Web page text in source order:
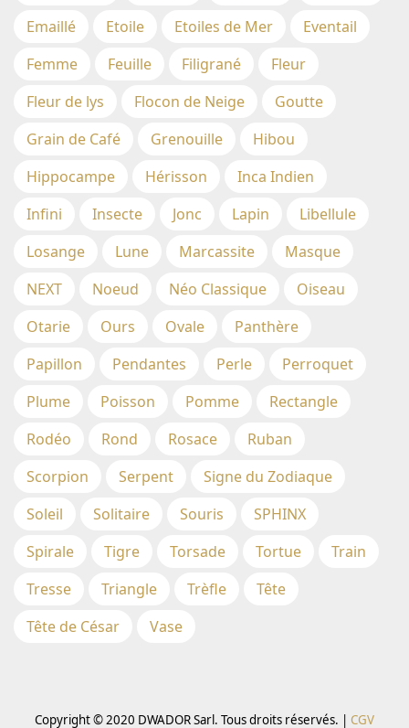
Emaillé
Etoile Etoiles de Mer
Eventail
Femme
Feuille Filigrané
Fleur
Fleur de lys
Flocon de Neige
Goutte
Grain de Café
Grenouille
Hibou
Hippocampe
Hérisson
Inca Indien
Infini
Insecte Jonc Lapin
Libellule
Losange
Lune Marcassite
Masque
NEXT
Noeud Néo Classique
Oiseau
Otarie
Ours Ovale
Panthère
Papillon
Pendantes Perle
Perroquet
Plume
Poisson Pomme
Rectangle
Rodéo
Rond Rosace
Ruban
Scorpion
Serpent
Signe du Zodiaque
Soleil
Solitaire Souris
SPHINX
Spirale
Tigre Torsade Tortue
Train
Tresse
Triangle Trèfle
Tête
Tête de César
Vase
Copyright © 2020 DWADOR Sarl. Tous droits réservés. | CGV